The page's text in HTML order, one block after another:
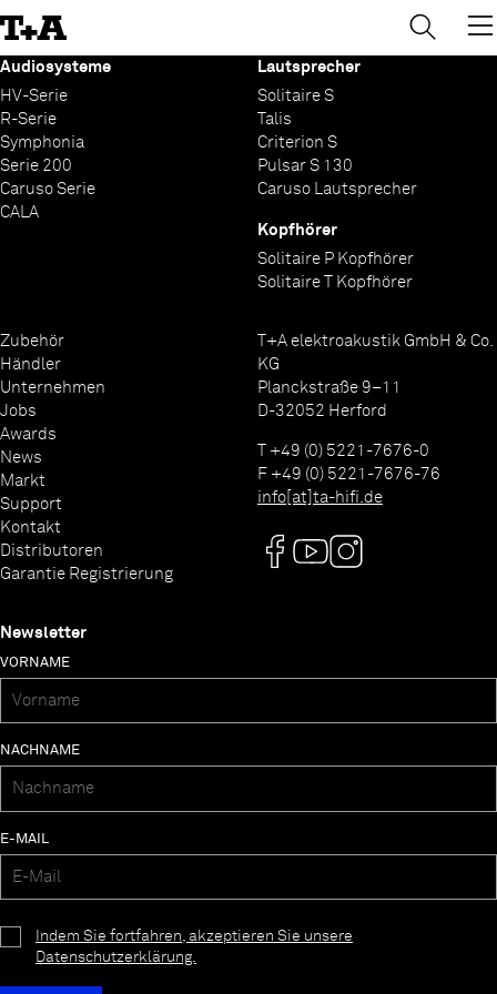
to
Content
Audiosysteme
HV-Serie
R-Serie
Symphonia
Serie 200
Caruso Serie
CALA
Lautsprecher
Solitaire S
Talis
Criterion S
Pulsar S 130
Caruso Lautsprecher
Kopfhörer
Solitaire P Kopfhörer
Solitaire T Kopfhörer
Zubehör
Händler
Unternehmen
Jobs
Awards
News
Markt
Support
Kontakt
Distributoren
Garantie Registrierung
T+A elektroakustik GmbH & Co.
KG
Planckstraße 9–11
D-32052 Herford
T +49 (0) 5221-7676-0
F +49 (0) 5221-7676-76
info[at]ta-hifi.de
Newsletter
VORNAME
NACHNAME
E-MAIL
Indem Sie fortfahren, akzeptieren Sie unsere
Datenschutzerklärung.
→ ×